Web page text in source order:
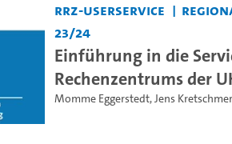
RRZ-Userservice
23/24
Einführung in die
Rechenzentrums der
Momme Eggerstedt,Jens Kretschmer